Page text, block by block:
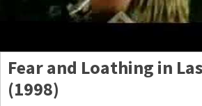
Fear and Loathing in
(1998)